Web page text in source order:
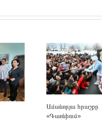
Ամանորյա հրաշքը
«Գառնիում»